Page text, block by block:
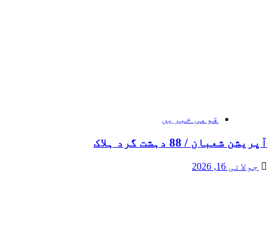
قومی خبریں
آپریشن شعبان / 88 دہشت گرد ہلاک
جولائی 16, 2026